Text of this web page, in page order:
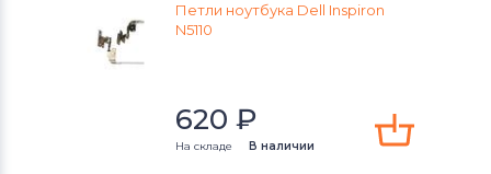
Петли ноутбука Dell Inspiron
N5110
620 ₽
На складе В наличии